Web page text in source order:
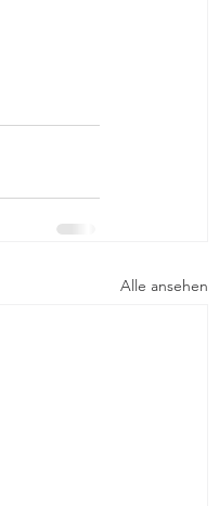
Alle ansehen